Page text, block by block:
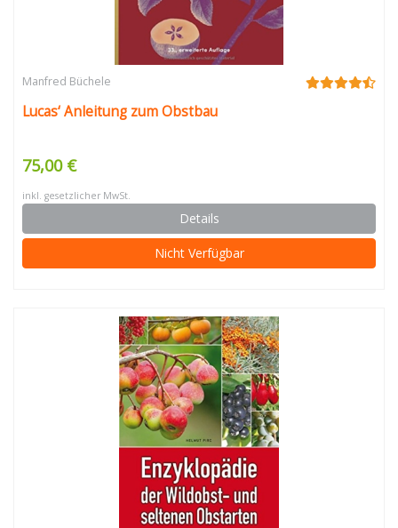
Manfred Büchele
Lucas‘ Anleitung zum Obstbau
75,00 €
inkl. gesetzlicher MwSt.
Details
Nicht Verfügbar